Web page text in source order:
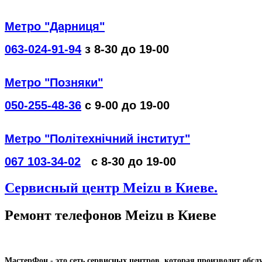
Метро "Дарниця"
063-024-91-94 з 8-30 до 19-00
Метро "Позняки"
050-255-48-36 с 9-00 до 19-00
Метро "Політехнічний інститут"
067 103-34-02
с 8-30 до 19-00
Сервисный центр Meizu в Киеве.
Ремонт телефонов Meizu в Киеве